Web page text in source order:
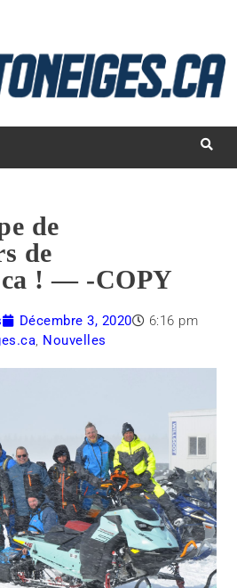
de
de
! — -COPY
Décembre 3, 2020
6:16 pm
, Nouvelles